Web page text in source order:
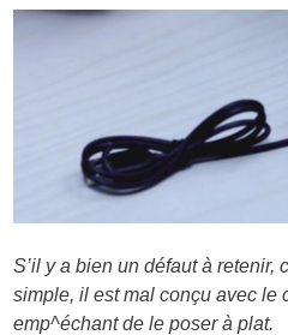
S’il y a bien un défaut à retenir,
simple, il est mal conçu avec le
emp^échant de le poser à plat.